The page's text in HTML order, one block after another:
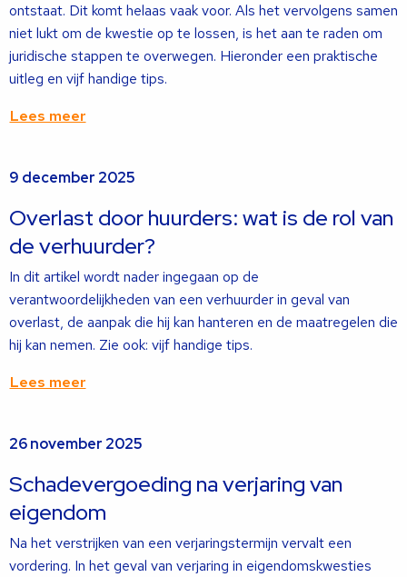
ontstaat. Dit komt helaas vaak voor. Als het vervolgens samen
niet lukt om de kwestie op te lossen, is het aan te raden om
juridische stappen te overwegen. Hieronder een praktische
uitleg en vijf handige tips.
Lees meer
meer
9 december 2025
Overlast door huurders: wat is de rol van
de verhuurder?
In dit artikel wordt nader ingegaan op de
verantwoordelijkheden van een verhuurder in geval van
overlast, de aanpak die hij kan hanteren en de maatregelen die
hij kan nemen. Zie ook: vijf handige tips.
Lees meer
meer
26 november 2025
Schadevergoeding na verjaring van
eigendom
Na het verstrijken van een verjaringstermijn vervalt een
vordering. In het geval van verjaring in eigendomskwesties